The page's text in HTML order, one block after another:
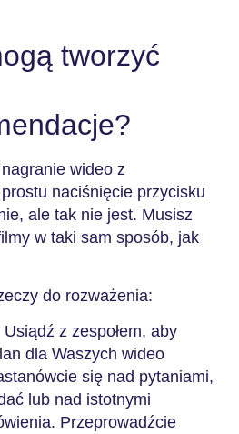
tworzyć
wideo z
naciśnięcie przycisku
ale tak nie jest. Musisz
w taki sam sposób, jak
do rozważenia:
Usiądź z zespołem, aby
dla Waszych wideo
się nad pytaniami,
lub nad istotnymi
Przeprowadźcie